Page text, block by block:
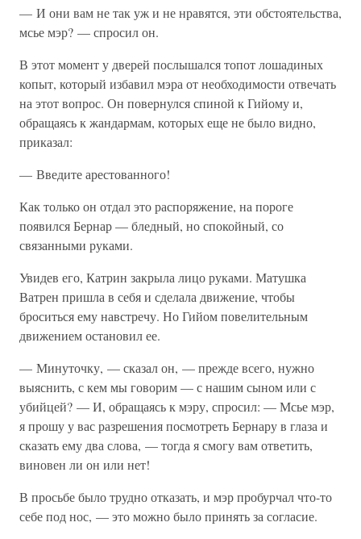
— И они вам не так уж и не нравятся, эти обстоятельства,
мсье мэр? — спросил он.
В этот момент у дверей послышался топот лошадиных
копыт, который избавил мэра от необходимости отвечать
на этот вопрос. Он повернулся спиной к Гийому и,
обращаясь к жандармам, которых еще не было видно,
приказал:
— Введите арестованного!
Как только он отдал это распоряжение, на пороге
появился Бернар — бледный, но спокойный, со
связанными руками.
Увидев его, Катрин закрыла лицо руками. Матушка
Ватрен пришла в себя и сделала движение, чтобы
броситься ему навстречу. Но Гийом повелительным
движением остановил ее.
— Минуточку, — сказал он, — прежде всего, нужно
выяснить, с кем мы говорим — с нашим сыном или с
убийцей? — И, обращаясь к мэру, спросил: — Мсье мэр,
я прошу у вас разрешения посмотреть Бернару в глаза и
сказать ему два слова, — тогда я смогу вам ответить,
виновен ли он или нет!
В просьбе было трудно отказать, и мэр пробурчал что-то
себе под нос, — это можно было принять за согласие.